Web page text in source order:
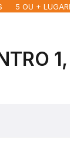
COURO PET
5 OU +